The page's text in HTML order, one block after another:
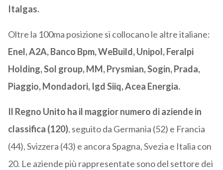
Italgas.
Oltre la 100ma posizione si collocano le altre italiane:
Enel, A2A, Banco Bpm, WeBuild, Unipol, Feralpi
Holding, Sol group, MM, Prysmian, Sogin, Prada,
Piaggio, Mondadori, Igd Siiq, Acea Energia.
Il Regno Unito ha il maggior numero di aziende in
classifica (120), seguito da Germania (52) e Francia
(44), Svizzera (43) e ancora Spagna, Svezia e Italia con
20. Le aziende più rappresentate sono del settore dei